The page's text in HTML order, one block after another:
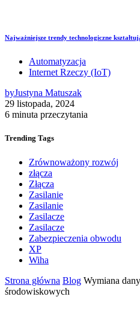
Najważniejsze trendy technologiczne
Automatyzacja
Internet Rzeczy (IoT)
byJustyna Matuszak
29 listopada, 2024
6 minuta przeczytania
Trending Tags
Zrównoważony rozwój
złącza
Złącza
Zasilanie
Zasilanie
Zasilacze
Zasilacze
Zabezpieczenia obwodu
XP
Wiha
Strona główna Blog Wymiana
środowiskowych